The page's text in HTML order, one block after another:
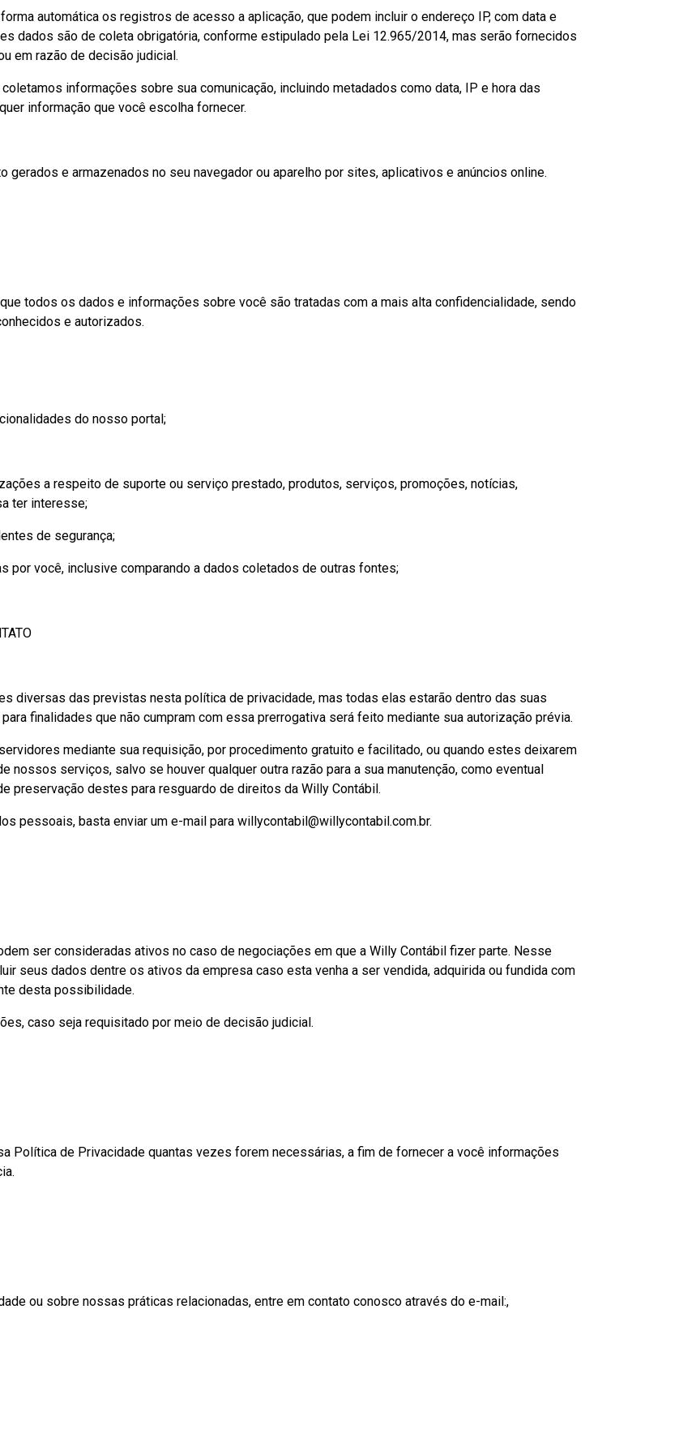
automática os registros de acesso a aplicação, que podem incluir o endereço IP, com data e
dados são de coleta obrigatória, conforme estipulado pela Lei 12.965/2014, mas serão fornecidos
em razão de decisão judicial.
informações sobre sua comunicação, incluindo metadados como data, IP e hora das
informação que você escolha fornecer.
e armazenados no seu navegador ou aparelho por sites, aplicativos e anúncios online.
todos os dados e informações sobre você são tratadas com a mais alta confidencialidade, sendo
e autorizados.
do nosso portal;
a respeito de suporte ou serviço prestado, produtos, serviços, promoções, notícias,
ter interesse;
de segurança;
você, inclusive comparando a dados coletados de outras fontes;
diversas das previstas nesta política de privacidade, mas todas elas estarão dentro das suas
finalidades que não cumpram com essa prerrogativa será feito mediante sua autorização prévia.
mediante sua requisição, por procedimento gratuito e facilitado, ou quando estes deixarem
serviços, salvo se houver qualquer outra razão para a sua manutenção, como eventual
preservação destes para resguardo de direitos da Willy Contábil.
pessoais, basta enviar um e-mail para willycontabil@willycontabil.com.br.
ser consideradas ativos no caso de negociações em que a Willy Contábil fizer parte. Nesse
seus dados dentre os ativos da empresa caso esta venha a ser vendida, adquirida ou fundida com
desta possibilidade.
caso seja requisitado por meio de decisão judicial.
Política de Privacidade quantas vezes forem necessárias, a fim de fornecer a você informações
ou sobre nossas práticas relacionadas, entre em contato conosco através do e-mail:,